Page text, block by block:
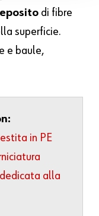
di fibre
superficie.
e baule,
in PE
alla